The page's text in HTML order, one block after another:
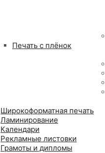
Печать с плёнок
Широкоформатная печать
Ламинирование
Календари
Рекламные листовки
Грамоты и дипломы